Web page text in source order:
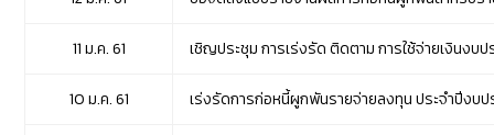
11 ม.ค. 61 เชิญประชุม การเร่งรัด ติดตาม การใช้จ่ายเงินงบ
10 ม.ค. 61 เร่งรัดการก่อหนี้ผูกพันรายจ่ายลงทุน ประจำปีงบ